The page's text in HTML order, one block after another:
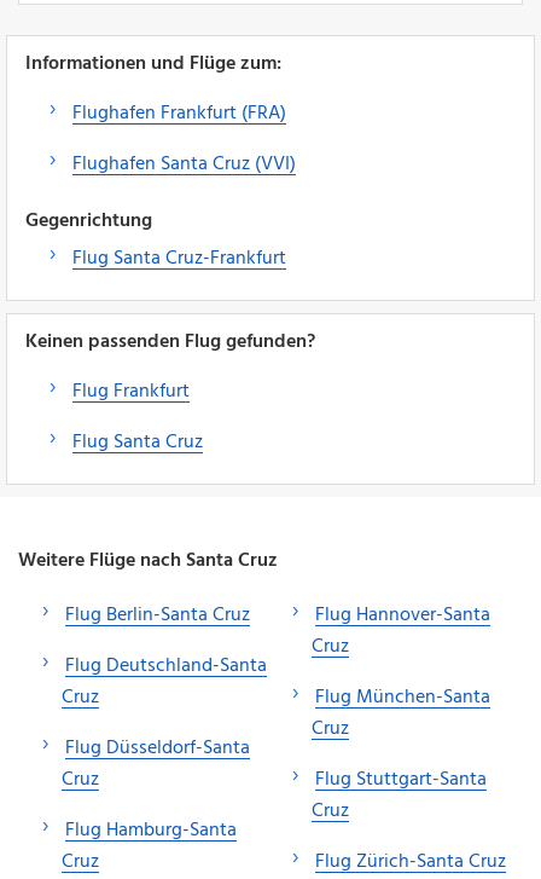
Informationen und Flüge zum:
Flughafen Frankfurt (FRA)
Flughafen Santa Cruz (VVI)
Gegenrichtung
Flug Santa Cruz-Frankfurt
Keinen passenden Flug gefunden?
Flug Frankfurt
Flug Santa Cruz
Weitere Flüge nach Santa Cruz
Flug Berlin-Santa Cruz
Flug Deutschland-Santa
Cruz
Flug Düsseldorf-Santa
Cruz
Flug Hamburg-Santa
Cruz
Flug Hannover-Santa
Cruz
Flug München-Santa
Cruz
Flug Stuttgart-Santa
Cruz
Flug Zürich-Santa Cruz